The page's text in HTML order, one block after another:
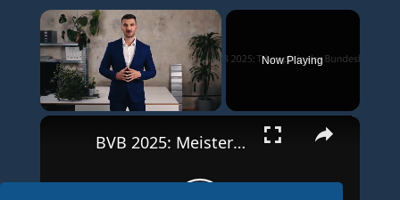
×
Now Playing
×
BVB 2025: Meisterschaft und Champions League-Erfolg